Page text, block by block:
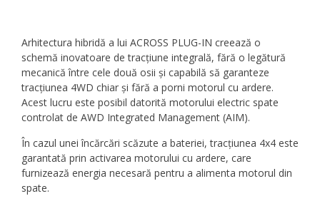
Arhitectura hibridă a lui ACROSS PLUG-IN creează o
schemă inovatoare de tracțiune integrală, fără o legătură
mecanică între cele două osii și capabilă să garanteze
tracțiunea 4WD chiar și fără a porni motorul cu ardere.
Acest lucru este posibil datorită motorului electric spate
controlat de AWD Integrated Management (AIM).
În cazul unei încărcări scăzute a bateriei, tracțiunea 4x4 este
garantată prin activarea motorului cu ardere, care
furnizează energia necesară pentru a alimenta motorul din
spate.